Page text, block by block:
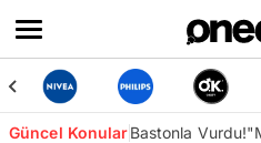
Güncel KonularBastonla Vurdu!